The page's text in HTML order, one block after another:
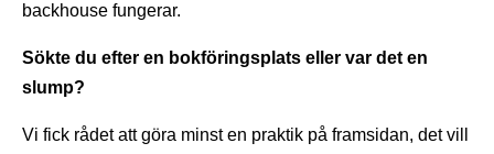
backhouse fungerar.
Sökte du efter en bokföringsplats eller var det en
slump?
Vi fick rådet att göra minst en praktik på framsidan, det vill